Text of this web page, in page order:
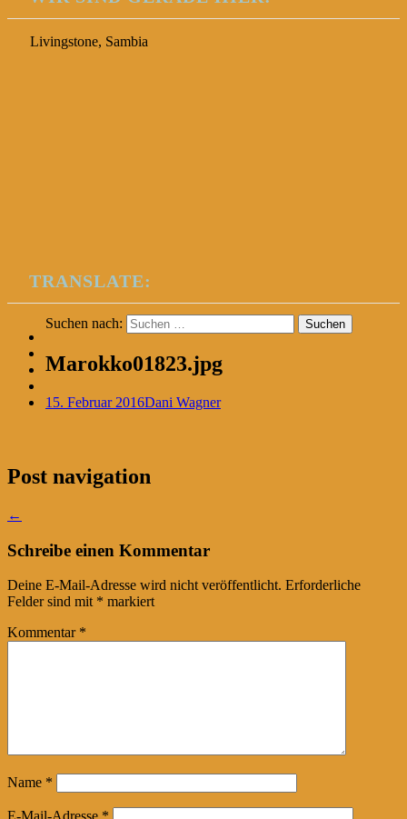
Livingstone, Sambia
TRANSLATE:
Suchen nach:
Marokko01823.jpg
15. Februar 2016Dani Wagner
Post navigation
←
Schreibe einen Kommentar
Deine E-Mail-Adresse wird nicht veröffentlicht. Erforderliche
Felder sind mit * markiert
Kommentar *
Name *